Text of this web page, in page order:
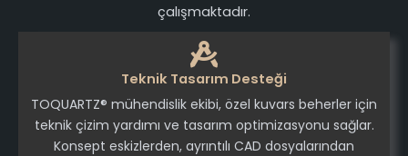
çalışmaktadır.
Teknik Tasarım Desteği
TOQUARTZ® mühendislik ekibi, özel kuvars beherler için
teknik çizim yardımı ve tasarım optimizasyonu sağlar.
Konsept eskizlerden, ayrıntılı CAD dosyalarından